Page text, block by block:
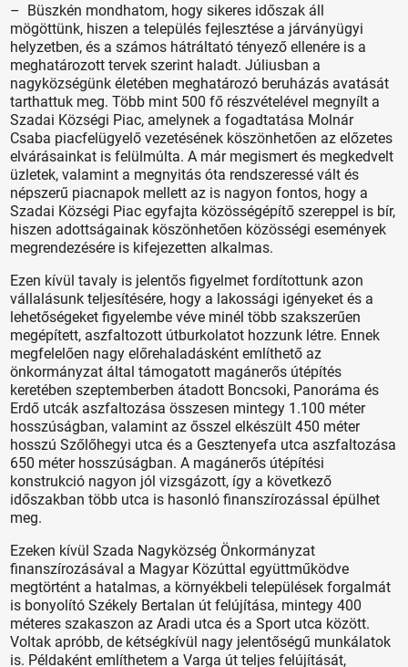
– Büszkén mondhatom, hogy sikeres időszak áll
mögöttünk, hiszen a település fejlesztése a járványügyi
helyzetben, és a számos hátráltató tényező ellenére is a
meghatározott tervek szerint haladt. Júliusban a
nagyközségünk életében meghatározó beruházás avatását
tarthattuk meg. Több mint 500 fő részvételével megnyílt a
Szadai Községi Piac, amelynek a fogadtatása Molnár
Csaba piacfelügyelő vezetésének köszönhetően az előzetes
elvárásainkat is felülmúlta. A már megismert és megkedvelt
üzletek, valamint a megnyitás óta rendszeressé vált és
népszerű piacnapok mellett az is nagyon fontos, hogy a
Szadai Községi Piac egyfajta közösségépítő szereppel is bír,
hiszen adottságainak köszönhetően közösségi események
megrendezésére is kifejezetten alkalmas.
Ezen kívül tavaly is jelentős figyelmet fordítottunk azon
vállalásunk teljesítésére, hogy a lakossági igényeket és a
lehetőségeket figyelembe véve minél több szakszerűen
megépített, aszfaltozott útburkolatot hozzunk létre. Ennek
megfelelően nagy előrehaladásként említhető az
önkormányzat által támogatott magánerős útépítés
keretében szeptemberben átadott Boncsoki, Panoráma és
Erdő utcák aszfaltozása összesen mintegy 1.100 méter
hosszúságban, valamint az ősszel elkészült 450 méter
hosszú Szőlőhegyi utca és a Gesztenyefa utca aszfaltozása
650 méter hosszúságban. A magánerős útépítési
konstrukció nagyon jól vizsgázott, így a következő
időszakban több utca is hasonló finanszírozással épülhet
meg.
Ezeken kívül Szada Nagyközség Önkormányzat
finanszírozásával a Magyar Közúttal együttműködve
megtörtént a hatalmas, a környékbeli települések forgalmát
is bonyolító Székely Bertalan út felújítása, mintegy 400
méteres szakaszon az Aradi utca és a Sport utca között.
Voltak apróbb, de kétségkívül nagy jelentőségű munkálatok
is. Példaként említhetem a Varga út teljes felújítását,